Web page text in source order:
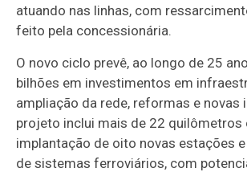
atuando nas linhas, com
feito pela concessionária.
O novo ciclo prevê, ao longo de 25
bilhões em investimentos em
ampliação da rede, reformas e novas
projeto inclui mais de 22 quilômetros
implantação de oito novas estações
de sistemas ferroviários, com